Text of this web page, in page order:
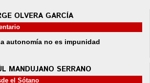
OLVERA GARCÍA
autonomía no es impunidad
MANDUJANO SERRANO
el Sótano